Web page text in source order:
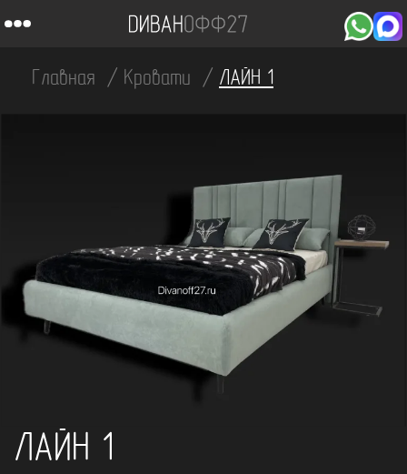
Главная Кровати ЛАЙН 1
ЛАЙН 1